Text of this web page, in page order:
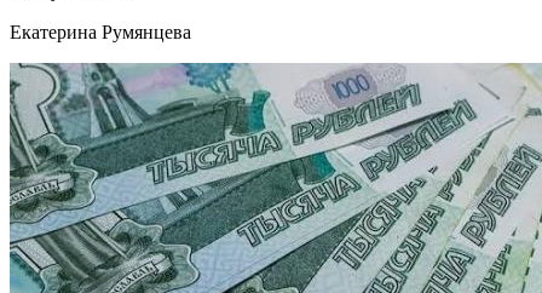
Екатерина Румянцева